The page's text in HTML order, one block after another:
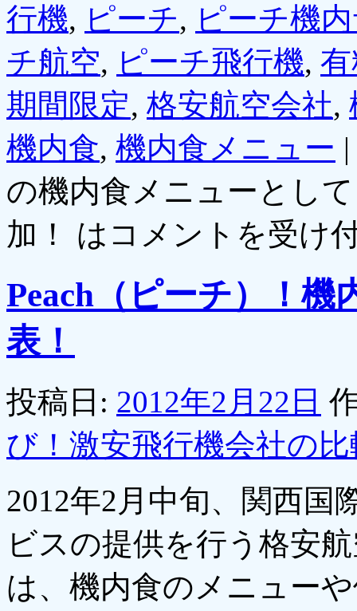
行機, ピーチ, ピーチ機
チ航空, ピーチ飛行機,
期間限定, 格安航空会社,
機内食, 機内食メニュー |
の機内食メニューとし
加！ は コメントを受け
Peach（ピーチ）！
表！
投稿日: 2012年2月22日
び！激安飛行機会社の
2012年2月中旬、関西国
ビスの提供を行う格安
は、機内食のメニュー